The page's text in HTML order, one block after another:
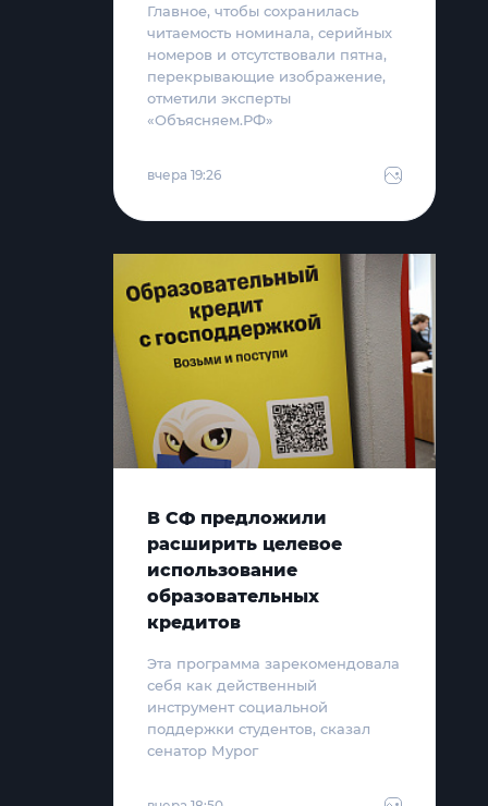
Главное, чтобы сохранилась
читаемость номинала, серийных
номеров и отсутствовали пятна,
перекрывающие изображение,
отметили эксперты
«Объясняем.РФ»
вчера 19:26
В СФ предложили
расширить целевое
использование
образовательных
кредитов
Эта программа зарекомендовала
себя как действенный
инструмент социальной
поддержки студентов, сказал
сенатор Мурог